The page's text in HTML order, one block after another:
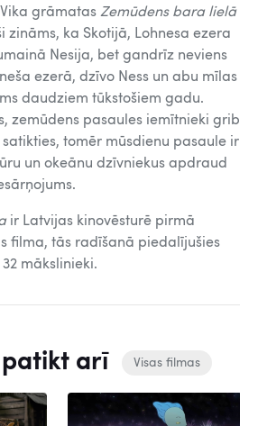
grāmatas Zemūdens bara lielā
zināms, ka Skotijā, Lohnesa ezera
Nesija, bet gandrīz neviens
ezerā, dzīvo Ness un abu mīlas
daudziem tūkstošiem gadu.
zemūdens pasaules iemītnieki grib
tomēr mūsdienu pasaule ir
un okeānu dzīvniekus apdraud
ir Latvijas kinovēsturē pirmā
filma, tās radīšanā piedalījušies
mākslinieki.
arī Visas filmas